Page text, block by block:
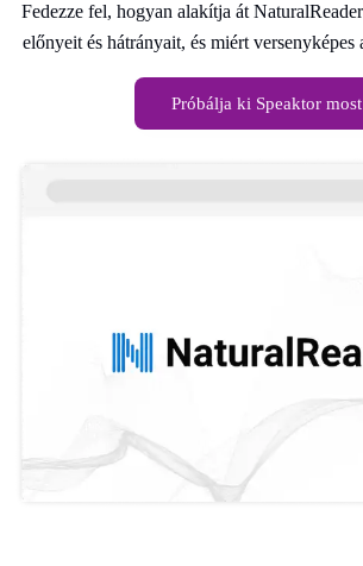
Fedezze fel, hogyan alakítja át
előnyeit és hátrányait, és miért versenyképes
Próbálja ki Speaktor most